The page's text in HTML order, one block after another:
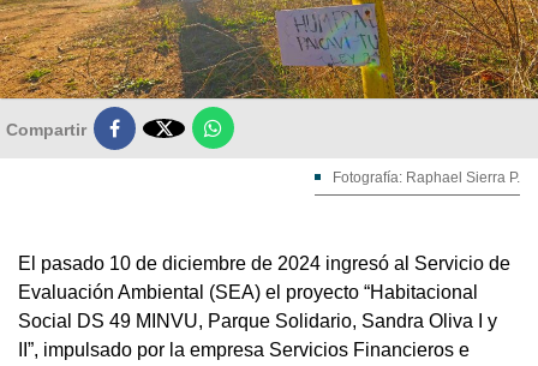
Compartir 
Fotografía: Raphael Sierra P.
El pasado 10 de diciembre de 2024 ingresó al Servicio de
Evaluación Ambiental (SEA) el proyecto “Habitacional
Social DS 49 MINVU, Parque Solidario, Sandra Oliva I y
II”, impulsado por la empresa Servicios Financieros e